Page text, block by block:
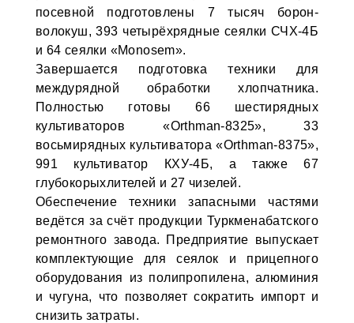
посевной подготовлены 7 тысяч борон-
волокуш, 393 четырёхрядные сеялки СЧХ-4Б
и 64 сеялки «Monosem».
Завершается подготовка техники для
междурядной обработки хлопчатника.
Полностью готовы 66 шестирядных
культиваторов «Orthman-8325», 33
восьмирядных культиватора «Orthman-8375»,
991 культиватор КХУ-4Б, а также 67
глубокорыхлителей и 27 чизелей.
Обеспечение техники запасными частями
ведётся за счёт продукции Туркменабатского
ремонтного завода. Предприятие выпускает
комплектующие для сеялок и прицепного
оборудования из полипропилена, алюминия
и чугуна, что позволяет сократить импорт и
снизить затраты.